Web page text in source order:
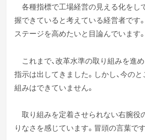
各種指標で工場経営の見える化をし
握できていると考えている経営者です
ステージを高めたいと目論んでいます。
これまで、改革水準の取り組みを進
指示は出してきました。しかし、今のと
組みはできていません。
取り組みを定着させられない右腕役
りなさを感じています。冒頭の言葉です